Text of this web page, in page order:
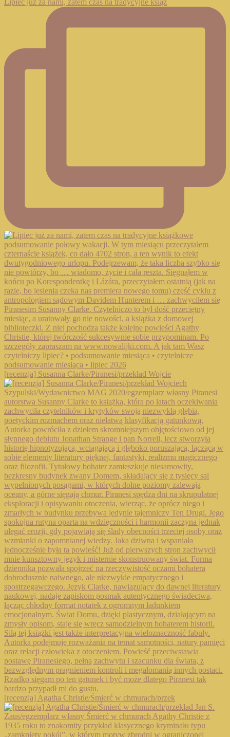
Lipiec już za nami, zatem czas na tradycyjne książ
[recenzja] Susanna Clarke/Piranesi/przekład Wojcie
[recenzja] Agatha Christie/Śmierć w chmurach/przek